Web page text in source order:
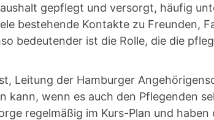
gepflegt und versorgt, häufig
bestehende Kontakte zu Freunden,
bedeutender ist die Rolle, die die
Leitung der Hamburger
kann, wenn es auch den Pflegenden
regelmäßig im Kurs-Plan und